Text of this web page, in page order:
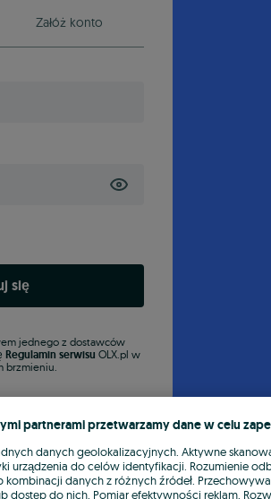
Załóż konto
się
jednego z dostawców
Regulamin serwisu OLX.pl w
brzmieniu.
partnerami przetwarzamy dane w celu
danych geolokalizacyjnych. Aktywne
urządzenia do celów identyfikacji. Rozumienie
kombinacji danych z różnych źródeł.
dostęp do nich. Pomiar efektywności reklam.